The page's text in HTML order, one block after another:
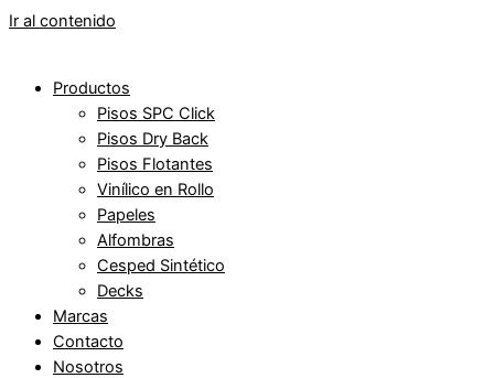
Ir al contenido
Productos
Pisos SPC Click
Pisos Dry Back
Pisos Flotantes
Vinílico en Rollo
Papeles
Alfombras
Cesped Sintético
Decks
Marcas
Contacto
Nosotros